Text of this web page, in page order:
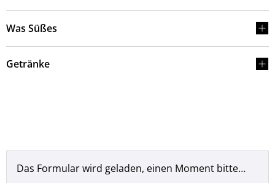
Was Süßes
Getränke
Das Formular wird geladen, einen Moment bitte…